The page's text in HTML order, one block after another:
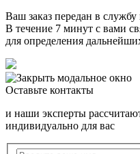
Ваш заказ передан в
В течение 7 минут с вами
для определения
Оставьте контакты
и наши эксперты
индивидуально для вас